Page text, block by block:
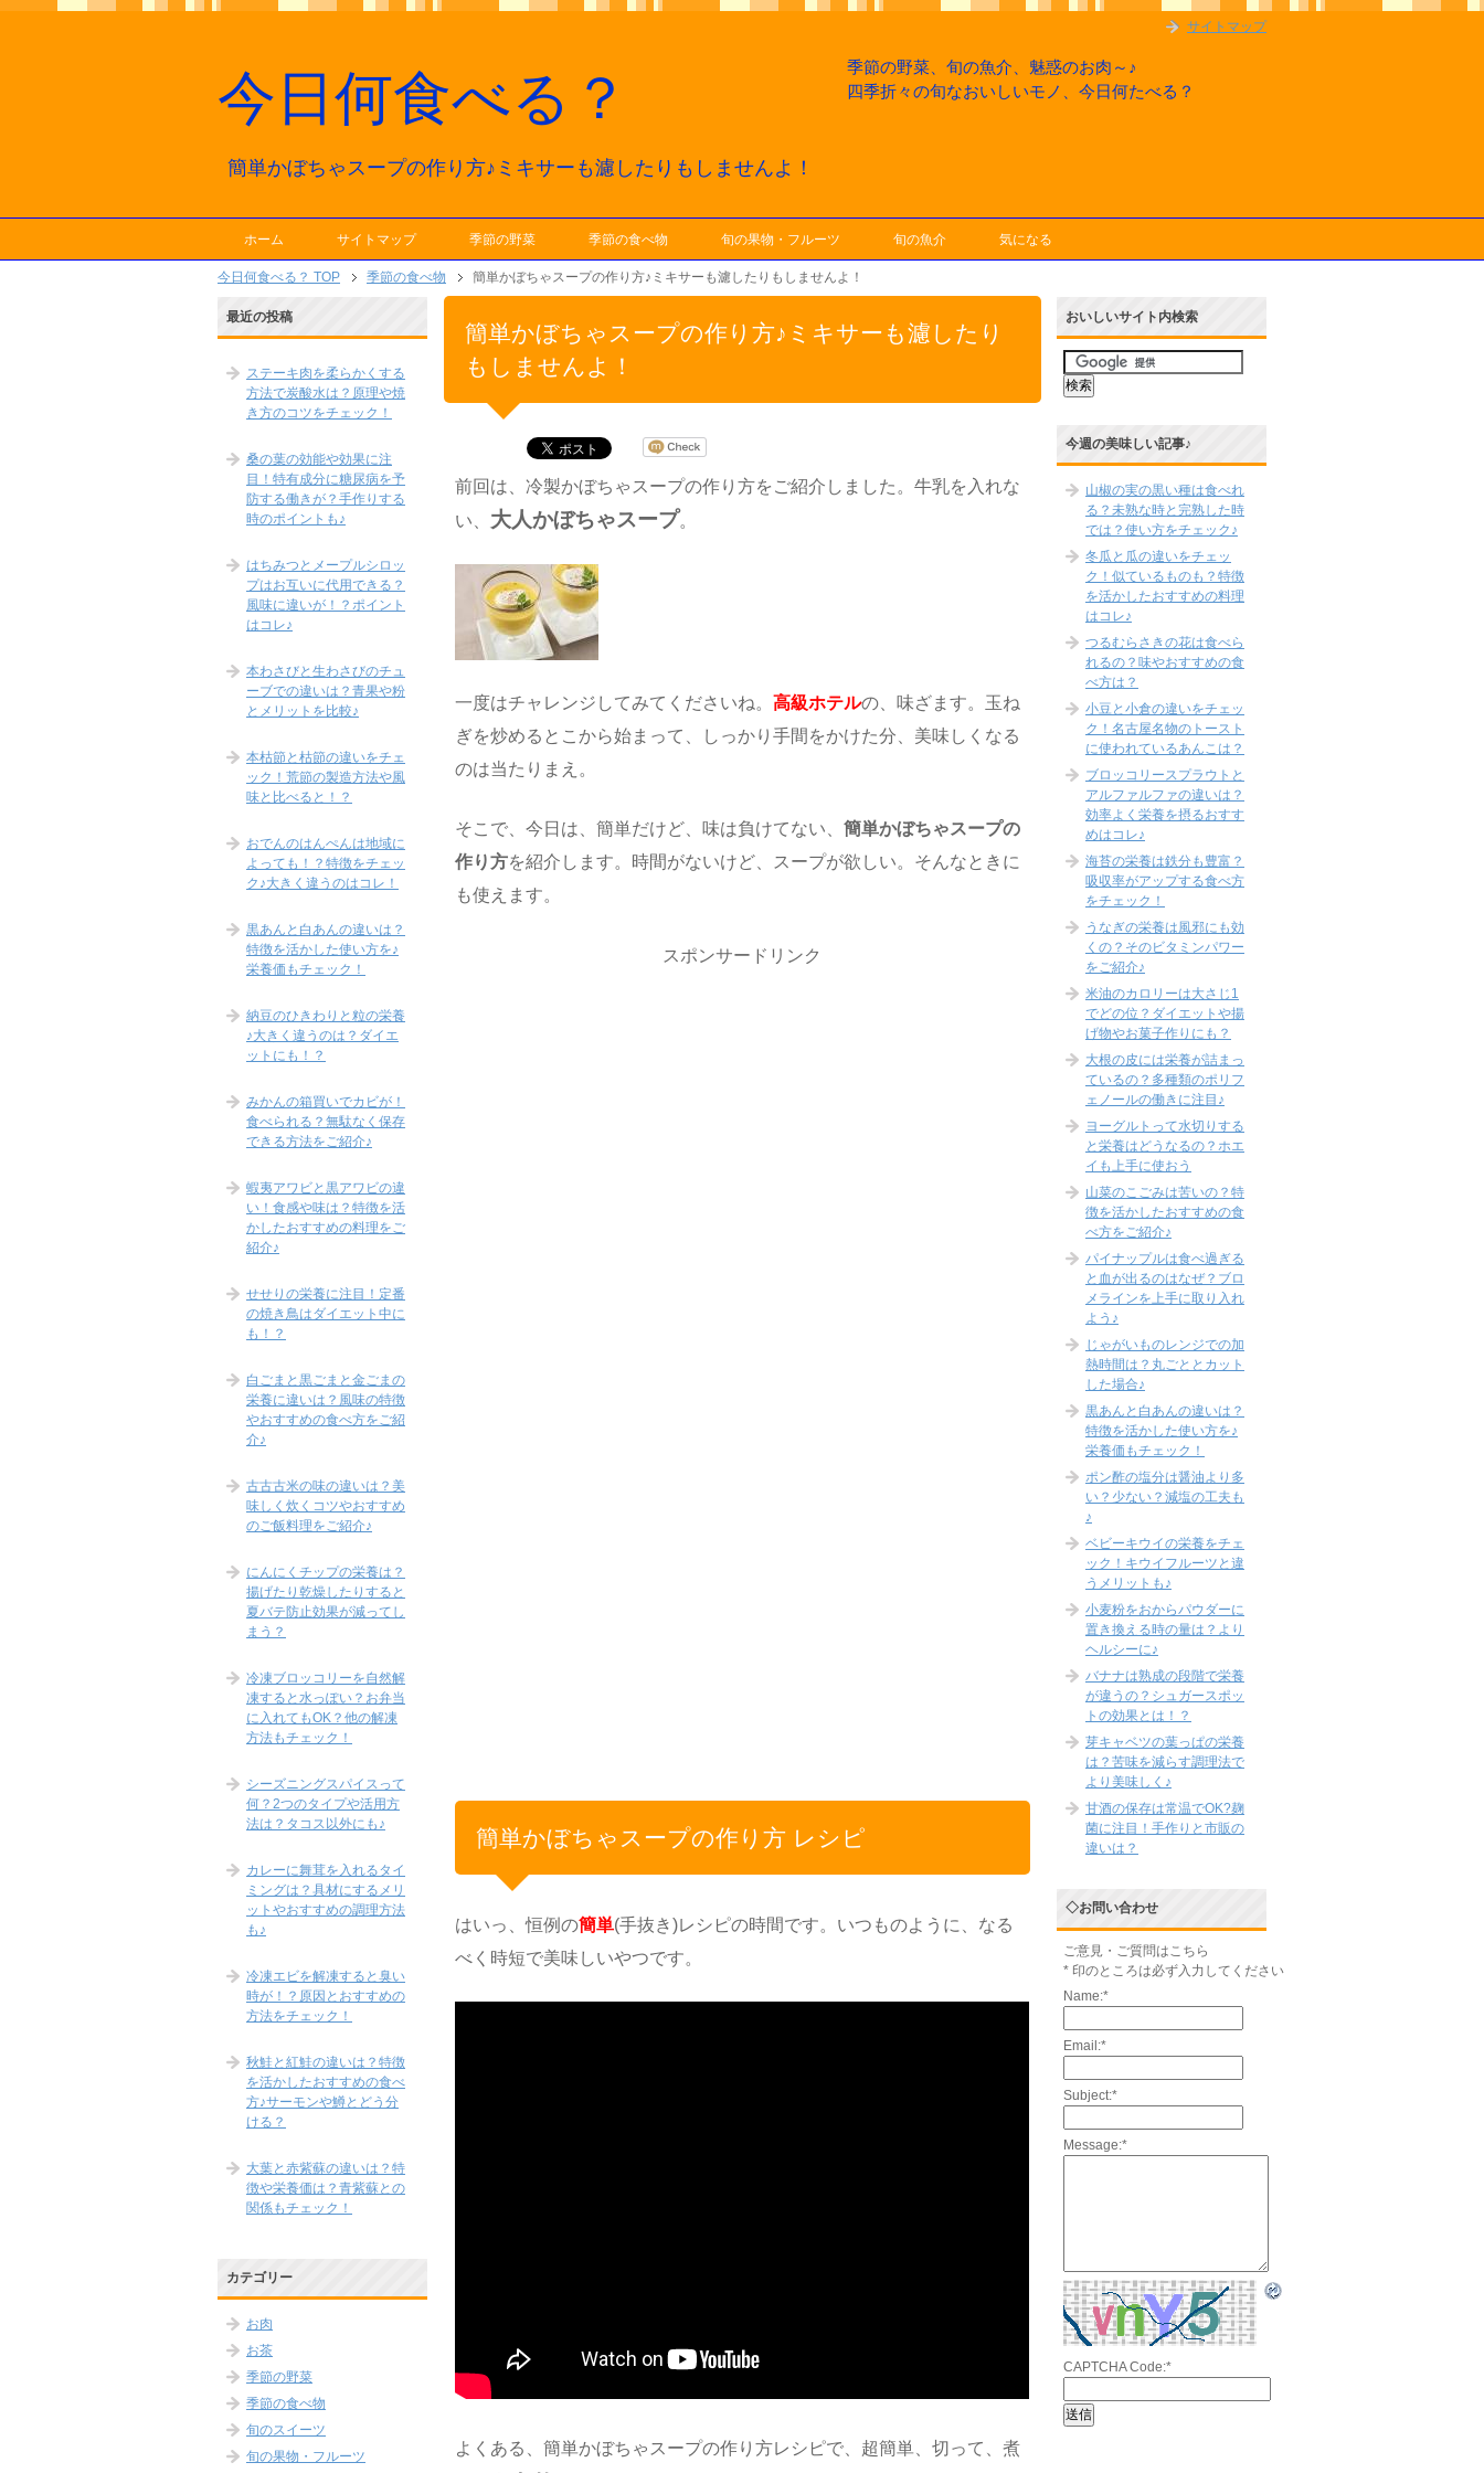
今日何食べる？
簡単かぼちゃスープの作り方♪ミキサーも濾したりもしませんよ！
季節の野菜、旬の魚介、魅惑のお肉～♪
四季折々の旬なおいしいモノ、今日何たべる？
ホーム サイトマップ 季節の野菜 季節の食べ物 旬の果物・フルーツ 旬の魚介 気になる
今日何食べる？ TOP 季節の食べ物 簡単かぼちゃスープの作り方♪ミキサーも濾したりもしませんよ！
簡単かぼちゃスープの作り方♪ミキサーも濾したり
もしませんよ！
前回は、冷製かぼちゃスープの作り方をご紹介しました。牛乳を入れな
い、 大人かぼちゃスープ。
一度はチャレンジしてみてくださいね。高級ホテルの、味ざます。玉ね
ぎを炒めるとこから始まって、しっかり手間をかけた分、美味しくなる
のは当たりまえ。
そこで、今日は、簡単だけど、味は負けてない、簡単かぼちゃスープの
作り方を紹介します。時間がないけど、スープが欲しい。そんなときに
も使えます。
スポンサードリンク
簡単かぼちゃスープの作り方 レシピ
はいっ、恒例の簡単(手抜き)レシピの時間です。いつものように、なる
べく時短で美味しいやつです。
よくある、簡単かぼちゃスープの作り方レシピで、超簡単、切って、煮
最近の投稿
ステーキ肉を柔らかくする
方法で炭酸水は？原理や焼
き方のコツをチェック！
桑の葉の効能や効果に注
目！特有成分に糖尿病を予
防する働きが？手作りする
時のポイントも♪
はちみつとメープルシロッ
プはお互いに代用できる？
風味に違いが！？ポイント
はコレ♪
本わさびと生わさびのチュ
ーブでの違いは？青果や粉
とメリットを比較♪
本枯節と枯節の違いをチェ
ック！荒節の製造方法や風
味と比べると！？
おでんのはんぺんは地域に
よっても！？特徴をチェッ
ク♪大きく違うのはコレ！
黒あんと白あんの違いは？
特徴を活かした使い方を♪
栄養価もチェック！
納豆のひきわりと粒の栄養
♪大きく違うのは？ダイエ
ットにも！？
みかんの箱買いでカビが！
食べられる？無駄なく保存
できる方法をご紹介♪
蝦夷アワビと黒アワビの違
い！食感や味は？特徴を活
かしたおすすめの料理をご
紹介♪
せせりの栄養に注目！定番
の焼き鳥はダイエット中に
も！？
白ごまと黒ごまと金ごまの
栄養に違いは？風味の特徴
やおすすめの食べ方をご紹
介♪
古古古米の味の違いは？美
味しく炊くコツやおすすめ
のご飯料理をご紹介♪
にんにくチップの栄養は？
揚げたり乾燥したりすると
夏バテ防止効果が減ってし
まう？
冷凍ブロッコリーを自然解
凍すると水っぽい？お弁当
に入れてもOK？他の解凍
方法もチェック！
シーズニングスパイスって
何？2つのタイプや活用方
法は？タコス以外にも♪
カレーに舞茸を入れるタイ
ミングは？具材にするメリ
ットやおすすめの調理方法
も♪
冷凍エビを解凍すると臭い
時が！？原因とおすすめの
方法をチェック！
秋鮭と紅鮭の違いは？特徴
を活かしたおすすめの食べ
方♪サーモンや鱒とどう分
ける？
大葉と赤紫蘇の違いは？特
徴や栄養価は？青紫蘇との
関係もチェック！
カテゴリー
お肉
お茶
季節の野菜
季節の食べ物
旬のスイーツ
旬の果物・フルーツ
おいしいサイト内検索
今週の美味しい記事♪
山椒の実の黒い種は食べれ
る？未熟な時と完熟した時
では？使い方をチェック♪
冬瓜と瓜の違いをチェッ
ク！似ているものも？特徴
を活かしたおすすめの料理
はコレ♪
つるむらさきの花は食べら
れるの？味やおすすめの食
べ方は？
小豆と小倉の違いをチェッ
ク！名古屋名物のトースト
に使われているあんこは？
ブロッコリースプラウトと
アルファルファの違いは？
効率よく栄養を摂るおすす
めはコレ♪
海苔の栄養は鉄分も豊富？
吸収率がアップする食べ方
をチェック！
うなぎの栄養は風邪にも効
くの？そのビタミンパワー
をご紹介♪
米油のカロリーは大さじ1
でどの位？ダイエットや揚
げ物やお菓子作りにも？
大根の皮には栄養が詰まっ
ているの？多種類のポリフ
ェノールの働きに注目♪
ヨーグルトって水切りする
と栄養はどうなるの？ホエ
イも上手に使おう
山菜のこごみは苦いの？特
徴を活かしたおすすめの食
べ方をご紹介♪
パイナップルは食べ過ぎる
と血が出るのはなぜ？ブロ
メラインを上手に取り入れ
よう♪
じゃがいものレンジでの加
熱時間は？丸ごととカット
した場合♪
黒あんと白あんの違いは？
特徴を活かした使い方を♪
栄養価もチェック！
ポン酢の塩分は醤油より多
い？少ない？減塩の工夫も
♪
ベビーキウイの栄養をチェ
ック！キウイフルーツと違
うメリットも♪
小麦粉をおからパウダーに
置き換える時の量は？より
ヘルシーに♪
バナナは熟成の段階で栄養
が違うの？シュガースポッ
トの効果とは！？
芽キャベツの葉っぱの栄養
は？苦味を減らす調理法で
より美味しく♪
甘酒の保存は常温でOK?麹
菌に注目！手作りと市販の
違いは？
◇お問い合わせ
ご意見・ご質問はこちら
* 印のところは必ず入力してください
Name:*
Email:*
Subject:*
Message:*
CAPTCHA Code:*
サイトマップ